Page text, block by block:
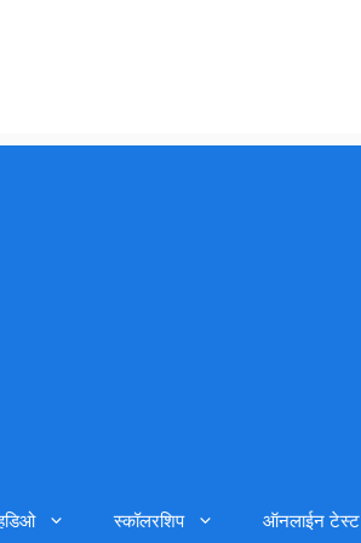
स्कॉलरशिप ऑनलाईन टेस्ट